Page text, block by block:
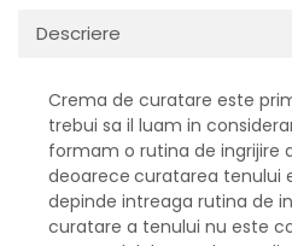
Descriere
Crema de curatare este
trebui sa il luam in
formam o rutina de ingrijire
deoarece curatarea tenului
depinde intreaga rutina de
curatare a tenului nu este